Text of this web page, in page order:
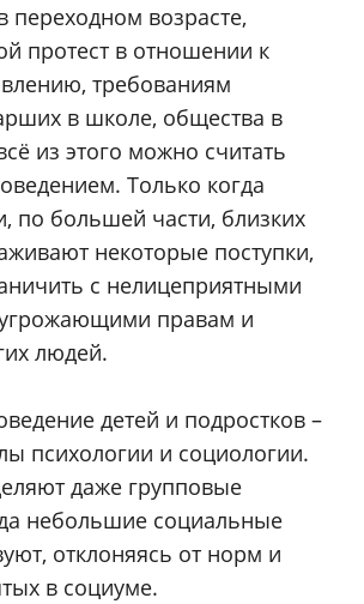
переходном возрасте,
протест в отношении к
требованиям
в школе, общества в
из этого можно считать
Только когда
по большей части, близких
некоторые поступки,
с нелицеприятными
правам и
людей.
детей и подростков –
психологии и социологии.
даже групповые
небольшие социальные
отклоняясь от норм и
в социуме.